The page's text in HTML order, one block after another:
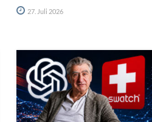
27. Juli 2026